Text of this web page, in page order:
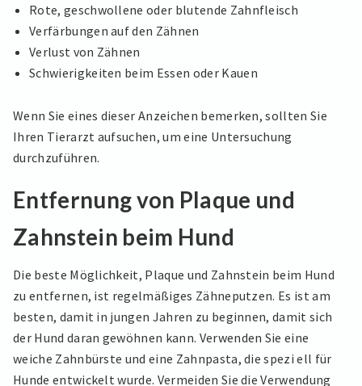
Rote, geschwollene oder blutende Zahnfleisch
Verfärbungen auf den Zähnen
Verlust von Zähnen
Schwierigkeiten beim Essen oder Kauen
Wenn Sie eines dieser Anzeichen bemerken, sollten Sie
Ihren Tierarzt aufsuchen, um eine Untersuchung
durchzuführen.
Entfernung von Plaque und
Zahnstein beim Hund
Die beste Möglichkeit, Plaque und Zahnstein beim Hund
zu entfernen, ist regelmäßiges Zähneputzen. Es ist am
besten, damit in jungen Jahren zu beginnen, damit sich
der Hund daran gewöhnen kann. Verwenden Sie eine
weiche Zahnbürste und eine Zahnpasta, die spezi ell für
Hunde entwickelt wurde. Vermeiden Sie die Verwendung